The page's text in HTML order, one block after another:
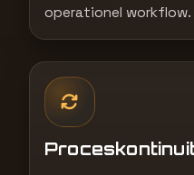
operationel workflow.